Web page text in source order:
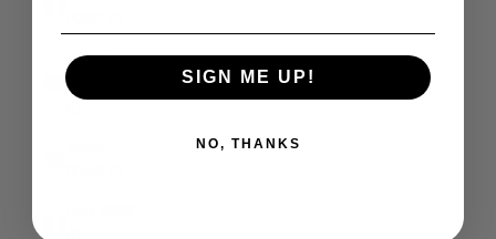
Isle of
Man (GBP
SIGN ME UP!
NO, THANKS